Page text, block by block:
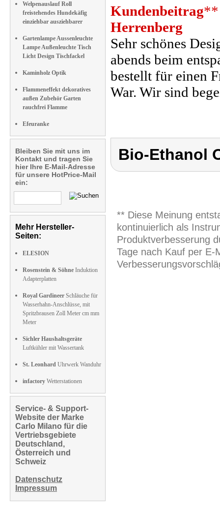
Welpenauslauf Roll
freistehendes Hundekäfig
einziehbar ausziehbarer
Gartenlampe Aussenleuchte
Lampe Außenleuchte Tisch
Licht Design Tischfackel
Kaminholz Optik
Flammeneffekt dekoratives
außen Zubehör Garten
rauchfrei Flamme
Efeuranke
Bleiben Sie mit uns im
Kontakt und tragen Sie
hier Ihre E-Mail-Adresse
für unsere HotPrice-Mail
ein:
Mehr Hersteller-
Seiten:
ELESION
Rosenstein & Söhne Induktion
Adapterplatten
Royal Gardineer Schläuche für
Wasserhahn-Anschlüsse, mit
Spritzbrausen Zoll Meter cm mm
Meter
Sichler Haushaltsgeräte
Luftkühler mit Wassertank
St. Leonhard Uhrwerk Wanduhr
infactory Wetterstationen
Service- & Support-
Website der Marke
Carlo Milano für die
Vertriebsgebiete
Deutschland,
Österreich und
Schweiz
Datenschutz
Impressum
Kundenbeitrag**
Herrenberg
Sehr schönes
abends beim
bestellt für einen
War. Wir sind
Bio-Ethanol
** Diese Meinung
kontinuierlich als
Produktverbesserung
Tage nach Kauf per E-